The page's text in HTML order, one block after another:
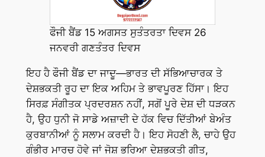
ਫੌਜੀ ਬੈਂਡ 15 ਅਗਸਤ ਸੁਤੰਤਰਤਾ ਦਿਵਸ 26
ਜਨਵਰੀ ਗਣਤੰਤਰ ਦਿਵਸ
ਇਹ ਹੈ ਫੌਜੀ ਬੈਂਡ ਦਾ ਜਾਦੂ—ਭਾਰਤ ਦੀ ਸੱਭਿਆਚਾਰਕ ਤੇ
ਦੇਸ਼ਭਕਤੀ ਰੂਹ ਦਾ ਇਕ ਅਹਿਮ ਤੇ ਭਾਵਪੂਰਣ ਹਿੱਸਾ। ਇਹ
ਸਿਰਫ਼ ਸੰਗੀਤਕ ਪ੍ਰਦਰਸ਼ਨ ਨਹੀਂ, ਸਗੋਂ ਪੂਰੇ ਦੇਸ਼ ਦੀ ਧੜਕਨ
ਹੈ, ਉਹ ਧੁਨੀ ਜੋ ਸਾਡੇ ਅਜ਼ਾਦੀ ਦੇ ਹੱਕ ਵਿਚ ਦਿੱਤੀਆਂ ਬੇਅੰਤ
ਕੁਰਬਾਨੀਆਂ ਨੂੰ ਸਲਾਮ ਕਰਦੀ ਹੈ। ਇਹ ਸੋਹਣੀ ਲੈ, ਚਾਹੇ ਉਹ
ਗੰਭੀਰ ਮਾਰਚ ਹੋਵੇ ਜਾਂ ਜੋਸ਼ ਭਰਿਆ ਦੇਸ਼ਭਕਤੀ ਗੀਤ,